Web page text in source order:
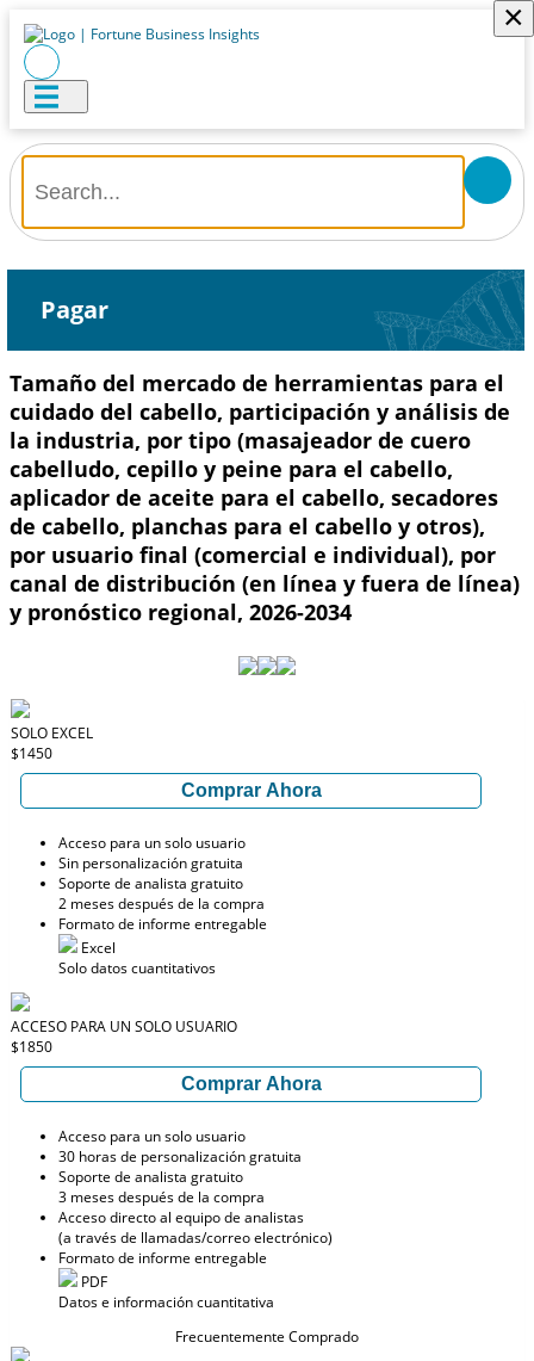
×
Pagar
Tamaño del mercado de herramientas para el
cuidado del cabello, participación y análisis de
la industria, por tipo (masajeador de cuero
cabelludo, cepillo y peine para el cabello,
aplicador de aceite para el cabello, secadores
de cabello, planchas para el cabello y otros),
por usuario final (comercial e individual), por
canal de distribución (en línea y fuera de línea)
y pronóstico regional, 2026-2034
SOLO EXCEL
$1450
Comprar Ahora
Acceso para un solo usuario
Sin personalización gratuita
Soporte de analista gratuito
2 meses después de la compra
Formato de informe entregable
Excel
Solo datos cuantitativos
ACCESO PARA UN SOLO USUARIO
$1850
Comprar Ahora
Acceso para un solo usuario
30 horas de personalización gratuita
Soporte de analista gratuito
3 meses después de la compra
Acceso directo al equipo de analistas
(a través de llamadas/correo electrónico)
Formato de informe entregable
PDF
Datos e información cuantitativa
Frecuentemente Comprado